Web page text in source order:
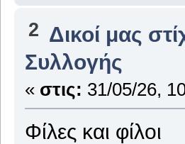
2 Δικοί μας
Συλλογής
« στις: 31/05/26,
Φίλες και φίλοι